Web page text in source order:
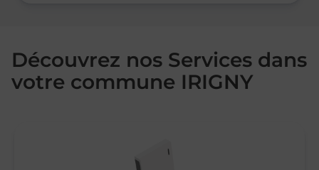
Découvrez nos Services dans
votre commune IRIGNY